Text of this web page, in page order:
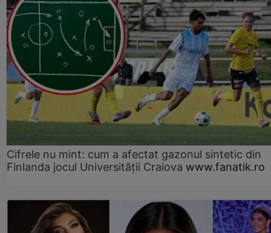
Cifrele nu mint: cum a afectat gazonul sintetic din
Finlanda jocul Universității Craiova www.fanatik.ro